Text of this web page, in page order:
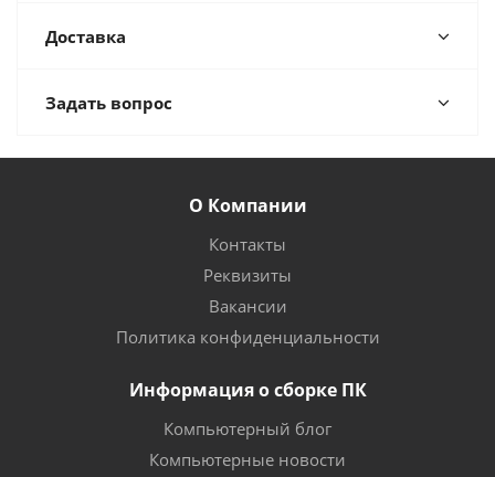
Доставка
Задать вопрос
О Компании
Контакты
Реквизиты
Вакансии
Политика конфиденциальности
Информация о сборке ПК
Компьютерный блог
Компьютерные новости